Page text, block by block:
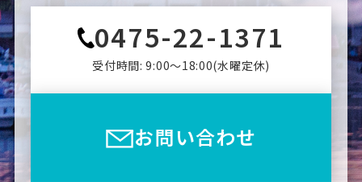
0475-22-1371
受付時間: 9:00〜18:00(⽔曜定休)
お問い合わせ